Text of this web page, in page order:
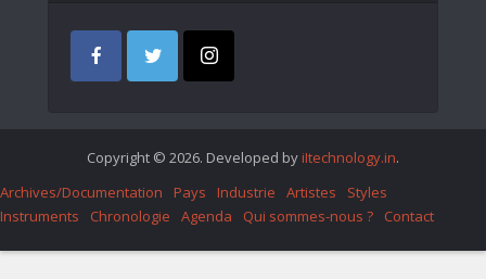
Copyright © 2026. Developed by iItechnology.in.
Archives/Documentation
Pays Industrie Artistes
Styles
Instruments
Chronologie Agenda Qui sommes-nous ? Contact